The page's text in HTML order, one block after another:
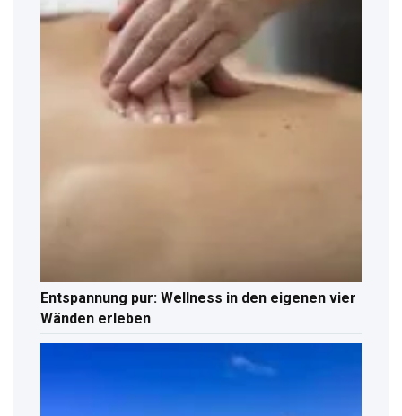
Entspannung pur: Wellness in den eigenen vier
Wänden erleben